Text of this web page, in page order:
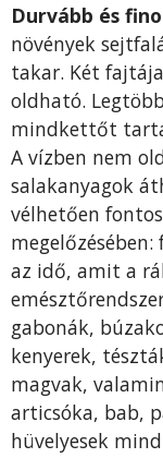
Durvább és
növények
takar. Két
oldható.
mindkettőt
A vízben nem
salakanyagok
vélhetően
az idő, amit a
gabonák,
kenyerek,
magvak,
articsóka, bab,
hüvelyesek